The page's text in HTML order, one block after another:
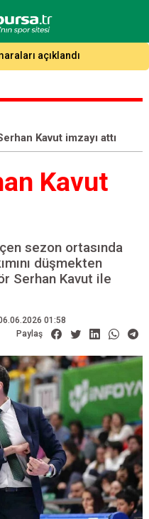
20 takım, 38 maç, hedef
Kavut imzayı attı
Kavut
sezon ortasında
düşmekten
Serhan Kavut ile
01:58